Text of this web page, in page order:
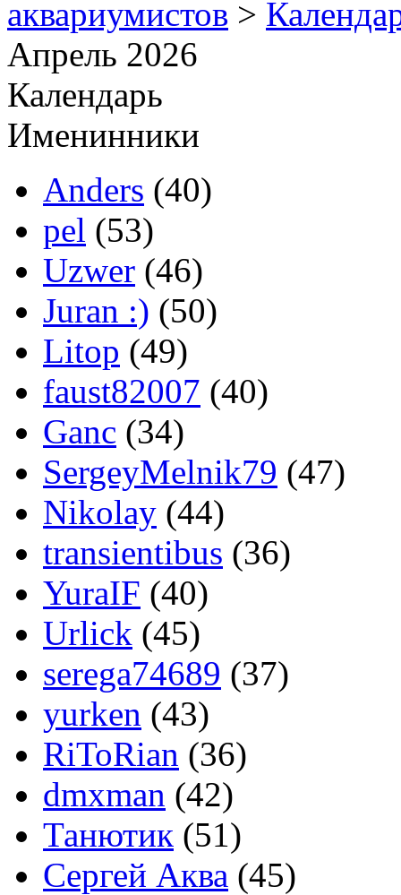
аквариумистов >
Апрель 2026
Календарь
Именинники
Anders (40)
pel (53)
Uzwer (46)
Juran :) (50)
Litop (49)
faust82007 (40)
Ganc (34)
SergeyMelnik79 (47)
Nikolay (44)
transientibus (36)
YuraIF (40)
Urlick (45)
serega74689 (37)
yurken (43)
RiToRian (36)
dmxman (42)
Танютик (51)
Сергей Аква (45)